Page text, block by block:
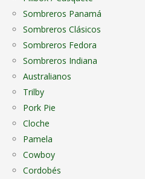
Sombreros Panamá
Sombreros Clásicos
Sombreros Fedora
Sombreros Indiana
Australianos
Trilby
Pork Pie
Cloche
Pamela
Cowboy
Cordobés